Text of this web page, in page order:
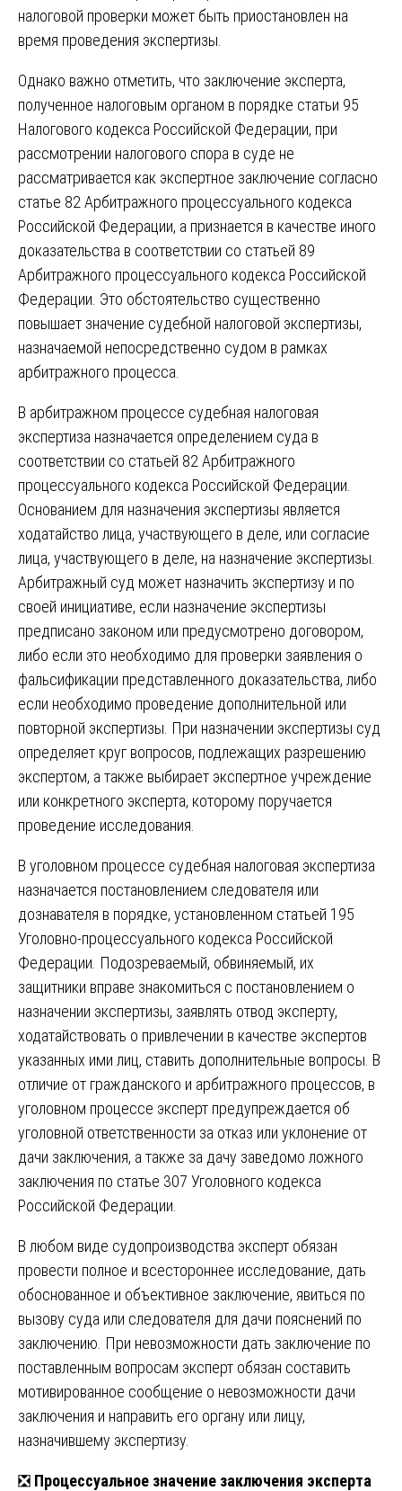
налоговой проверки может быть приостановлен на
время проведения экспертизы.
Однако важно отметить, что заключение эксперта,
полученное налоговым органом в порядке статьи 95
Налогового кодекса Российской Федерации, при
рассмотрении налогового спора в суде не
рассматривается как экспертное заключение согласно
статье 82 Арбитражного процессуального кодекса
Российской Федерации, а признается в качестве иного
доказательства в соответствии со статьей 89
Арбитражного процессуального кодекса Российской
Федерации. Это обстоятельство существенно
повышает значение судебной налоговой экспертизы,
назначаемой непосредственно судом в рамках
арбитражного процесса.
В арбитражном процессе судебная налоговая
экспертиза назначается определением суда в
соответствии со статьей 82 Арбитражного
процессуального кодекса Российской Федерации.
Основанием для назначения экспертизы является
ходатайство лица, участвующего в деле, или согласие
лица, участвующего в деле, на назначение экспертизы.
Арбитражный суд может назначить экспертизу и по
своей инициативе, если назначение экспертизы
предписано законом или предусмотрено договором,
либо если это необходимо для проверки заявления о
фальсификации представленного доказательства, либо
если необходимо проведение дополнительной или
повторной экспертизы. При назначении экспертизы суд
определяет круг вопросов, подлежащих разрешению
экспертом, а также выбирает экспертное учреждение
или конкретного эксперта, которому поручается
проведение исследования.
В уголовном процессе судебная налоговая экспертиза
назначается постановлением следователя или
дознавателя в порядке, установленном статьей 195
Уголовно-процессуального кодекса Российской
Федерации. Подозреваемый, обвиняемый, их
защитники вправе знакомиться с постановлением о
назначении экспертизы, заявлять отвод эксперту,
ходатайствовать о привлечении в качестве экспертов
указанных ими лиц, ставить дополнительные вопросы. В
отличие от гражданского и арбитражного процессов, в
уголовном процессе эксперт предупреждается об
уголовной ответственности за отказ или уклонение от
дачи заключения, а также за дачу заведомо ложного
заключения по статье 307 Уголовного кодекса
Российской Федерации.
В любом виде судопроизводства эксперт обязан
провести полное и всестороннее исследование, дать
обоснованное и объективное заключение, явиться по
вызову суда или следователя для дачи пояснений по
заключению. При невозможности дать заключение по
поставленным вопросам эксперт обязан составить
мотивированное сообщение о невозможности дачи
заключения и направить его органу или лицу,
назначившему экспертизу.
❎ Процессуальное значение заключения эксперта